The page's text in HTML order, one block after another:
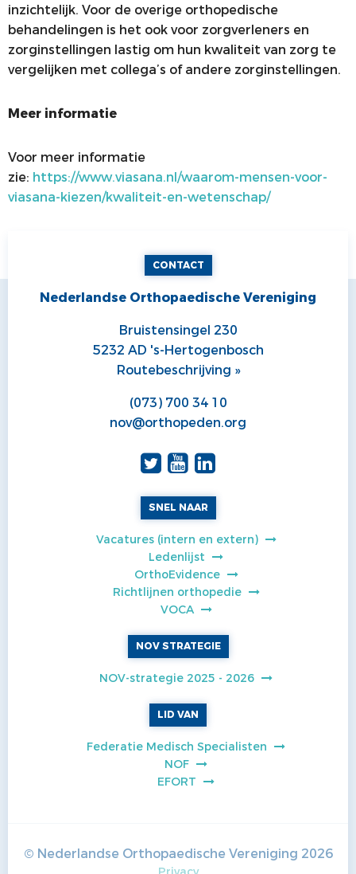
inzichtelijk. Voor de overige orthopedische
behandelingen is het ook voor zorgverleners en
zorginstellingen lastig om hun kwaliteit van zorg te
vergelijken met collega’s of andere zorginstellingen.
Meer informatie
Voor meer informatie
zie: https://www.viasana.nl/waarom-mensen-voor-
viasana-kiezen/kwaliteit-en-wetenschap/
CONTACT
Nederlandse Orthopaedische Vereniging
Bruistensingel 230
5232 AD 's-Hertogenbosch
Routebeschrijving »
(073) 700 34 10
nov@orthopeden.org
SNEL NAAR
Vacatures (intern en extern)
Ledenlijst
OrthoEvidence
Richtlijnen orthopedie
VOCA
NOV STRATEGIE
NOV-strategie 2025 - 2026
LID VAN
Federatie Medisch Specialisten
NOF
EFORT
© Nederlandse Orthopaedische Vereniging 2026